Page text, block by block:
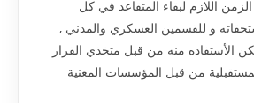
اللازم لبقاء المتقاعد في كل
و للقسمين العسكري والمدني ,
الأستفاده منه من قبل متخذي القرار
من قبل المؤسسات المعنية